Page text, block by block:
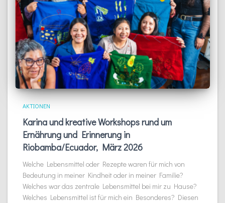
AKTIONEN
Karina und kreative Workshops rund um
Ernährung und Erinnerung in
Riobamba/Ecuador, März 2026
Welche Lebensmittel oder Rezepte waren für mich von
Bedeutung in meiner Kindheit oder in meiner Familie?
Welches war das zentrale Lebensmittel bei mir zu Hause?
Welches Lebensmittel ist für mich ein Besonderes? Diesen